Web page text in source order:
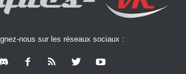
nous sur les réseaux sociaux :